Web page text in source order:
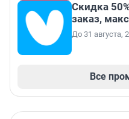
Скидка
заказ,
До 31 августа,
Все